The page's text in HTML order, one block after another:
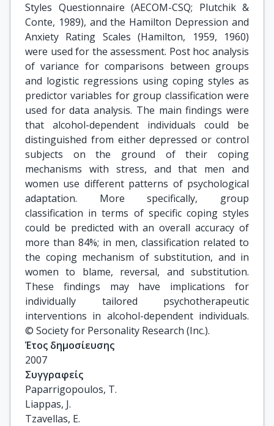
Styles Questionnaire (AECOM-CSQ; Plutchik &
Conte, 1989), and the Hamilton Depression and
Anxiety Rating Scales (Hamilton, 1959, 1960)
were used for the assessment. Post hoc analysis
of variance for comparisons between groups
and logistic regressions using coping styles as
predictor variables for group classification were
used for data analysis. The main findings were
that alcohol-dependent individuals could be
distinguished from either depressed or control
subjects on the ground of their coping
mechanisms with stress, and that men and
women use different patterns of psychological
adaptation. More specifically, group
classification in terms of specific coping styles
could be predicted with an overall accuracy of
more than 84%; in men, classification related to
the coping mechanism of substitution, and in
women to blame, reversal, and substitution.
These findings may have implications for
individually tailored psychotherapeutic
interventions in alcohol-dependent individuals.
© Society for Personality Research (Inc.).
Έτος δημοσίευσης
2007
Συγγραφείς
Paparrigopoulos, T.
Liappas, J.
Tzavellas, E.